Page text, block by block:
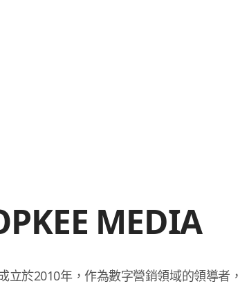
MEDIA
於2010年，作為數字營銷領域的領導者